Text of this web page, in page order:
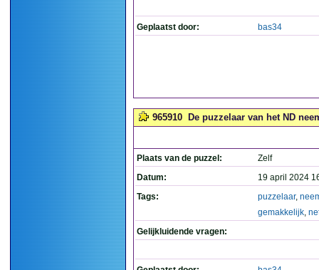
Geplaatst door: bas34
965910 De puzzelaar van het ND
Plaats van de puzzel:
Zelf
Datum:
19 april 2024
Tags:
puzzelaar,
gemakkelijk,
Gelijkluidende vragen: